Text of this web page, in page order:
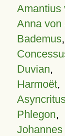
Amantius
Anna von
Bademus,
Duvian,
Harmoët,
Phlegon,